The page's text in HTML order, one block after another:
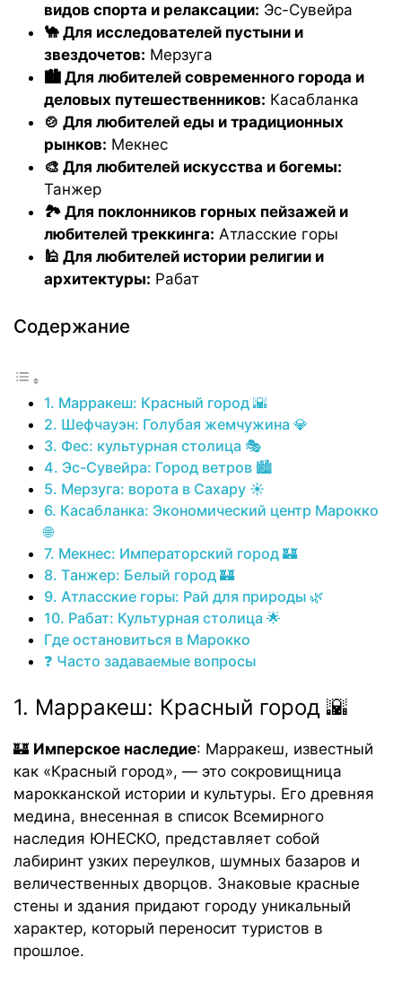
видов спорта и релаксации: Эс-Сувейра
🐪 Для исследователей пустыни и
звездочетов: Мерзуга
🏙️ Для любителей современного города и
деловых путешественников: Касабланка
🍲 Для любителей еды и традиционных
рынков: Мекнес
🎨 Для любителей искусства и богемы:
Танжер
🏞️ Для поклонников горных пейзажей и
любителей треккинга: Атласские горы
🕌 Для любителей истории религии и
архитектуры: Рабат
Содержание
1. Марракеш: Красный город 🌇
2. Шефчауэн: Голубая жемчужина 💎
3. Фес: культурная столица 🎭
4. Эс-Сувейра: Город ветров 🏙️
5. Мерзуга: ворота в Сахару ☀️
6. Касабланка: Экономический центр Марокко
🌐
7. Мекнес: Императорский город 🏰
8. Танжер: Белый город 🏰
9. Атласские горы: Рай для природы 🌿
10. Рабат: Культурная столица 🌟
Где остановиться в Марокко
❓ Часто задаваемые вопросы
1. Марракеш: Красный город 🌇
🏰 Имперское наследие: Марракеш, известный
как «Красный город», — это сокровищница
марокканской истории и культуры. Его древняя
медина, внесенная в список Всемирного
наследия ЮНЕСКО, представляет собой
лабиринт узких переулков, шумных базаров и
величественных дворцов. Знаковые красные
стены и здания придают городу уникальный
характер, который переносит туристов в
прошлое.